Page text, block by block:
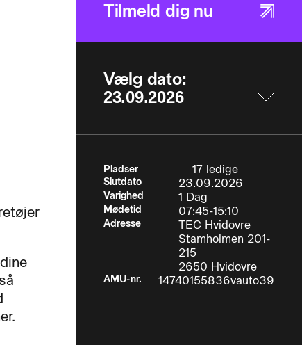
Tilmeld dig nu
Vælg dato:
Pladser 17 ledige
Slutdato 23.09.2026
Varighed 1 Dag
Mødetid 07:45-15:10
Adresse
TEC Hvidovre
Stamholmen 201-
215
2650 Hvidovre
AMU-nr. 14740155836vauto39